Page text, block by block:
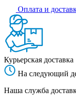
Оплата и
Курьерская доставка
На следующий
Наша служба